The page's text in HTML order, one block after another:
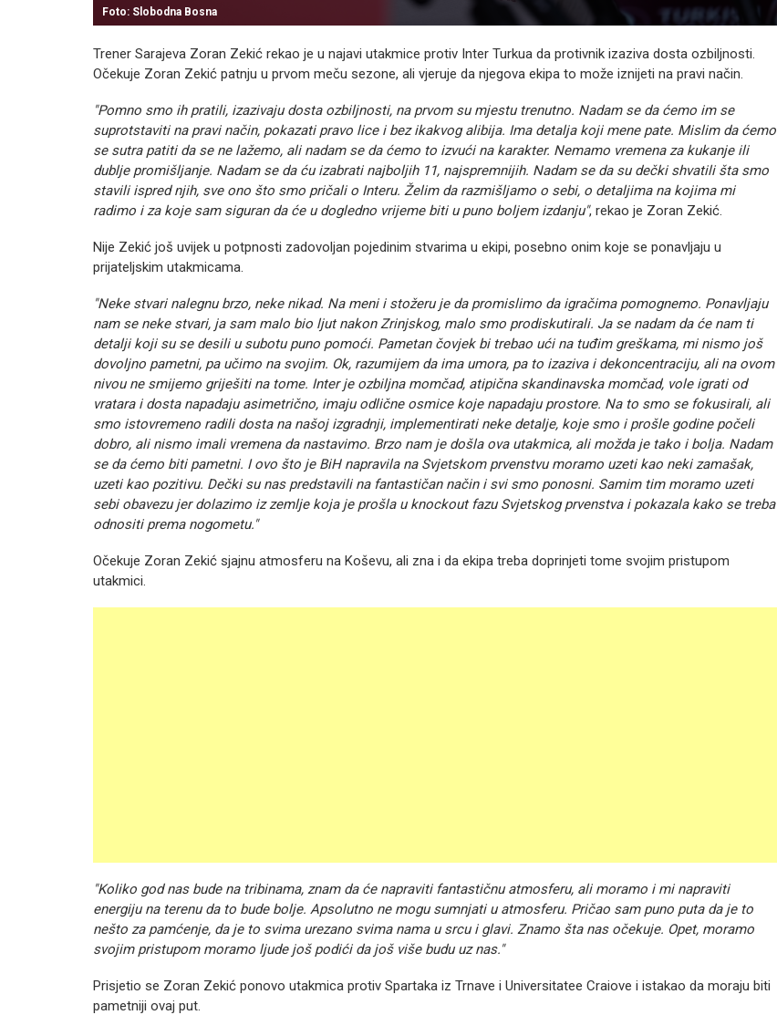
Foto: Slobodna Bosna
Trener Sarajeva Zoran Zekić rekao je u najavi utakmice protiv Inter Turkua da protivnik izaziva dosta ozbiljnosti.
Očekuje Zoran Zekić patnju u prvom meču sezone, ali vjeruje da njegova ekipa to može iznijeti na pravi način.
"Pomno smo ih pratili, izazivaju dosta ozbiljnosti, na prvom su mjestu trenutno. Nadam se da ćemo im se
suprotstaviti na pravi način, pokazati pravo lice i bez ikakvog alibija. Ima detalja koji mene pate. Mislim da ćemo
se sutra patiti da se ne lažemo, ali nadam se da ćemo to izvući na karakter. Nemamo vremena za kukanje ili
dublje promišljanje. Nadam se da ću izabrati najboljih 11, najspremnijih. Nadam se da su dečki shvatili šta smo
stavili ispred njih, sve ono što smo pričali o Interu. Želim da razmišljamo o sebi, o detaljima na kojima mi
radimo i za koje sam siguran da će u dogledno vrijeme biti u puno boljem izdanju", rekao je Zoran Zekić.
Nije Zekić još uvijek u potpnosti zadovoljan pojedinim stvarima u ekipi, posebno onim koje se ponavljaju u
prijateljskim utakmicama.
"Neke stvari nalegnu brzo, neke nikad. Na meni i stožeru je da promislimo da igračima pomognemo. Ponavljaju
nam se neke stvari, ja sam malo bio ljut nakon Zrinjskog, malo smo prodiskutirali. Ja se nadam da će nam ti
detalji koji su se desili u subotu puno pomoći. Pametan čovjek bi trebao ući na tuđim greškama, mi nismo još
dovoljno pametni, pa učimo na svojim. Ok, razumijem da ima umora, pa to izaziva i dekoncentraciju, ali na ovom
nivou ne smijemo griješiti na tome. Inter je ozbiljna momčad, atipična skandinavska momčad, vole igrati od
vratara i dosta napadaju asimetrično, imaju odlične osmice koje napadaju prostore. Na to smo se fokusirali, ali
smo istovremeno radili dosta na našoj izgradnji, implementirati neke detalje, koje smo i prošle godine počeli
dobro, ali nismo imali vremena da nastavimo. Brzo nam je došla ova utakmica, ali možda je tako i bolja. Nadam
se da ćemo biti pametni. I ovo što je BiH napravila na Svjetskom prvenstvu moramo uzeti kao neki zamašak,
uzeti kao pozitivu. Dečki su nas predstavili na fantastičan način i svi smo ponosni. Samim tim moramo uzeti
sebi obavezu jer dolazimo iz zemlje koja je prošla u knockout fazu Svjetskog prvenstva i pokazala kako se treba
odnositi prema nogometu."
Očekuje Zoran Zekić sjajnu atmosferu na Koševu, ali zna i da ekipa treba doprinjeti tome svojim pristupom
utakmici.
"Koliko god nas bude na tribinama, znam da će napraviti fantastičnu atmosferu, ali moramo i mi napraviti
energiju na terenu da to bude bolje. Apsolutno ne mogu sumnjati u atmosferu. Pričao sam puno puta da je to
nešto za pamćenje, da je to svima urezano svima nama u srcu i glavi. Znamo šta nas očekuje. Opet, moramo
svojim pristupom moramo ljude još podići da još više budu uz nas."
Prisjetio se Zoran Zekić ponovo utakmica protiv Spartaka iz Trnave i Universitatee Craiove i istakao da moraju biti
pametniji ovaj put.